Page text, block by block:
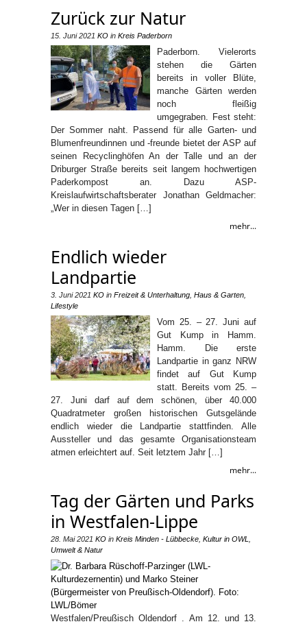
Zurück zur Natur
15. Juni 2021 KO in Kreis Paderborn
Paderborn. Vielerorts
stehen die Gärten
bereits in voller Blüte,
manche Gärten werden
noch fleißig
umgegraben. Fest steht:
Der Sommer naht. Passend für alle Garten- und
Blumenfreundinnen und -freunde bietet der ASP auf
seinen Recyclinghöfen An der Talle und an der
Driburger Straße bereits seit langem hochwertigen
Paderkompost an. Dazu ASP-
Kreislaufwirtschaftsberater Jonathan Geldmacher:
„Wer in diesen Tagen […]
mehr...
Endlich wieder
Landpartie
3. Juni 2021 KO in Freizeit & Unterhaltung Haus & Garten
Lifestyle
Vom 25. – 27. Juni auf
Gut Kump in Hamm.
Hamm. Die erste
Landpartie in ganz NRW
findet auf Gut Kump
statt. Bereits vom 25. –
27. Juni darf auf dem schönen, über 40.000
Quadratmeter großen historischen Gutsgelände
endlich wieder die Landpartie stattfinden. Alle
Aussteller und das gesamte Organisationsteam
atmen erleichtert auf. Seit letztem Jahr […]
mehr...
Tag der Gärten und Parks
in Westfalen-Lippe
28. Mai 2021 KO in Kreis Minden - Lübbecke Kultur in OWL
Umwelt & Natur
Westfalen/Preußisch Oldendorf . Am 12. und 13.